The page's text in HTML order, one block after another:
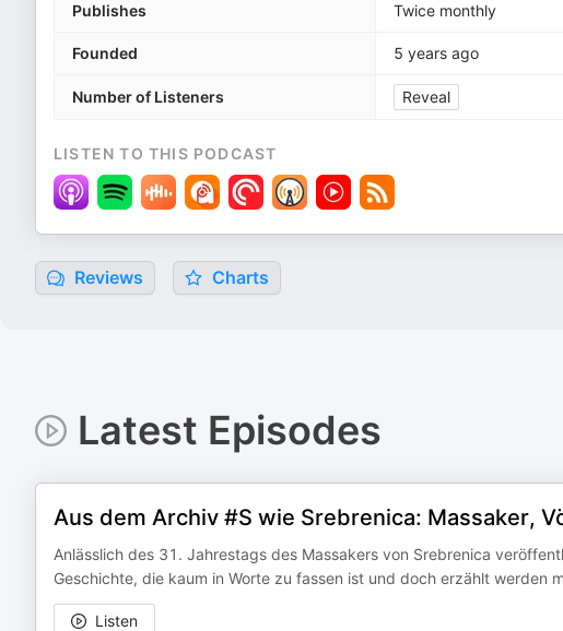
Publishes Twice monthly
Founded 5 years ago
Number of Listeners Reveal
LISTEN TO THIS PODCAST
Reviews Charts
Latest Episodes
Aus dem Archiv #S wie Srebrenica: Massaker,
Anlässlich des 31. Jahrestags des Massakers von Srebrenica
Geschichte, die kaum in Worte zu fassen ist und doch erzählt werden
Listen